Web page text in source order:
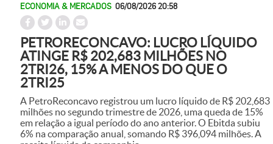
ECONOMIA & MERCADOS 06/08/2026 20:58
PETRORECONCAVO: LUCRO LÍQUIDO
ATINGE R$ 202,683 MILHÕES NO
2TRI26, 15% A MENOS DO QUE O
2TRI25
A PetroReconcavo registrou um lucro líquido de R$ 202,683
milhões no segundo trimestre de 2026, uma queda de 15%
em relação a igual período do ano anterior. O Ebitda subiu
6% na comparação anual, somando R$ 396,094 milhões. A